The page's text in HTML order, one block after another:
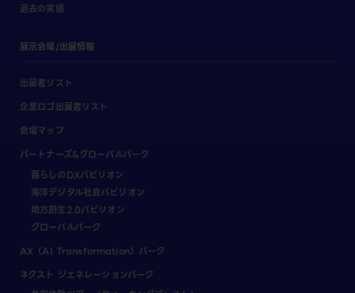
過去の実績
展示会場/出展情報
出展者リスト
企業ロゴ出展者リスト
会場マップ
パートナーズ&グローバルパーク
暮らしのDXパビリオン
海洋デジタル社会パビリオン
地方創生2.0パビリオン
グローバルパーク
AX（AI Transformation）パーク
ネクスト ジェネレーションパーク